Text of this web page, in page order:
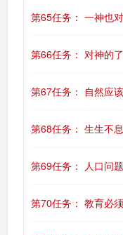
第65任务： 一神也
第66任务： 对神的
第67任务： 自然应
第68任务： 生生不
第69任务： 人口问
第70任务： 教育必